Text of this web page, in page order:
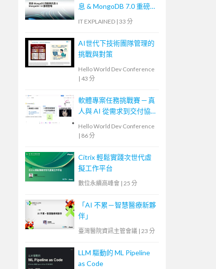
息 & MongoDB 7.0 重磅登
IT EXPLAINED | 33 分
AI世代下技術團隊管理的
挑戰與對策
Hello World Dev Conference
| 43 分
軟體專案任務挑戰賽 ─ 真
人與 AI 從需求到交付協
Hello World Dev Conference
| 86 分
Citrix 輕鬆實踐次世代虛
擬工作平台
數位永續高峰會 | 25 分
「AI 不累－智慧醫療新夥
伴」
臺灣醫院資訊主管會議 | 23 分
LLM 驅動的 ML Pipeline
as Code